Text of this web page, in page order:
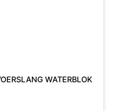
WATERBLOK